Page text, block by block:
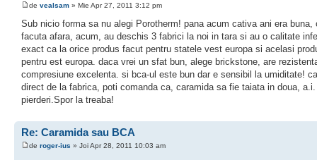
de vealsam » Mie Apr 27, 2011 3:12 pm
Sub nicio forma sa nu alegi Porotherm! pana acum cativa ani era buna,
facuta afara, acum, au deschis 3 fabrici la noi in tara si au o calitate
exact ca la orice produs facut pentru statele vest europa si acelasi
pentru est europa. daca vrei un sfat bun, alege brickstone, are
compresiune excelenta. si bca-ul este bun dar e sensibil la umiditate!
direct de la fabrica, poti comanda ca, caramida sa fie taiata in doua,
pierderi.Spor la treaba!
Re: Caramida sau BCA
de roger-ius » Joi Apr 28, 2011 10:03 am